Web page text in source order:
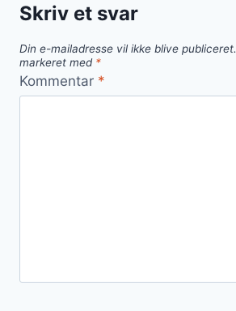
Skriv et svar
Din e-mailadresse vil ikke blive publiceret.
markeret med *
Kommentar *